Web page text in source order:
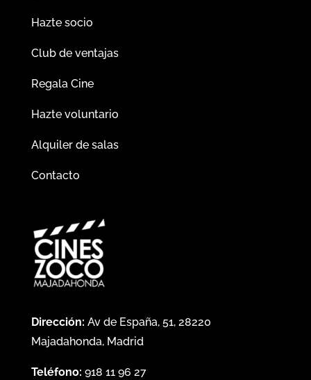
Hazte socio
Club de ventajas
Regala Cine
Hazte voluntario
Alquiler de salas
Contacto
Dirección: Av de España, 51, 28220
Majadahonda, Madrid
Teléfono: 918 11 96 27